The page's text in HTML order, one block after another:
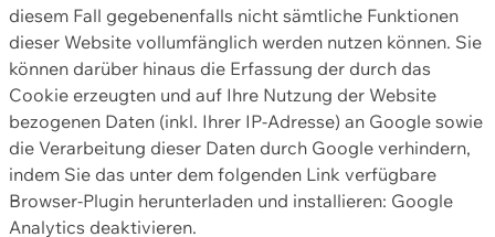
diesem Fall gegebenenfalls nicht sämtliche Funktionen
dieser Website vollumfänglich werden nutzen können. Sie
können darüber hinaus die Erfassung der durch das
Cookie erzeugten und auf Ihre Nutzung der Website
bezogenen Daten (inkl. Ihrer IP-Adresse) an Google sowie
die Verarbeitung dieser Daten durch Google verhindern,
indem Sie das unter dem folgenden Link verfügbare
Browser-Plugin herunterladen und installieren: Google
Analytics deaktivieren.